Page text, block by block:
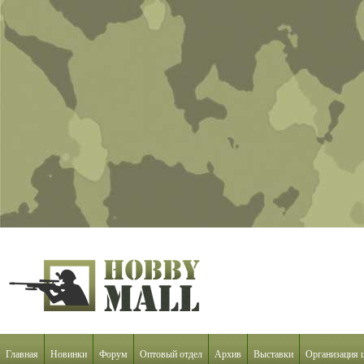
Главная Новинки Форум Оптовый отдел Архив Выставки Организация